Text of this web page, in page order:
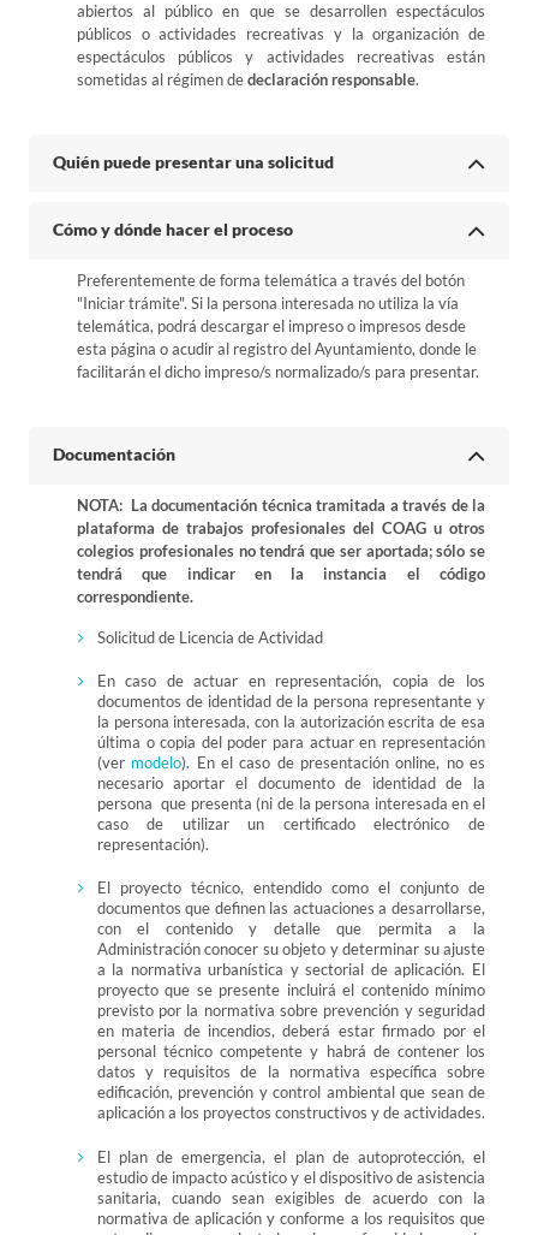
abiertos al público en que se desarrollen espectáculos
públicos o actividades recreativas y la organización de
espectáculos públicos y actividades recreativas están
sometidas al régimen dedeclaración responsable.
Quién puede presentar una solicitud
Cómo y dónde hacer el proceso
Preferentemente de forma telemática a través del botón
"Iniciar trámite". Si la persona interesada no utiliza la vía
telemática, podrá descargar el impreso o impresos desde
esta página o acudir al registro del Ayuntamiento, donde le
facilitarán el dicho impreso/s normalizado/s para presentar.
Documentación
NOTA: La documentación técnica tramitada a través de la
plataforma de trabajos profesionales del COAG u otros
colegios profesionales no tendrá que ser aportada; sólo se
tendrá que indicar en la instancia el código
correspondiente.
Solicitud de Licencia de Actividad
En caso de actuar en representación, copia de los
documentos de identidad de la persona representante y
la persona interesada, con la autorización escrita de esa
última o copia del poder para actuar en representación
(ver modelo). En el caso de presentación online, no es
necesario aportar el documento de identidad de la
persona que presenta (ni de la persona interesada en el
caso de utilizar un certificado electrónico de
representación).
El proyecto técnico, entendido como el conjunto de
documentos que definen las actuaciones a desarrollarse,
con el contenido y detalle que permita a la
Administración conocer su objeto y determinar su ajuste
a la normativa urbanística y sectorial de aplicación. El
proyecto que se presente incluirá el contenido mínimo
previsto por la normativa sobre prevención y seguridad
en materia de incendios, deberá estar firmado por el
personal técnico competente y habrá de contener los
datos y requisitos de la normativa específica sobre
edificación, prevención y control ambiental que sean de
aplicación a los proyectos constructivos y de actividades.
El plan de emergencia, el plan de autoprotección, el
estudio de impacto acústico y el dispositivo de asistencia
sanitaria, cuando sean exigibles de acuerdo con la
normativa de aplicación y conforme a los requisitos que